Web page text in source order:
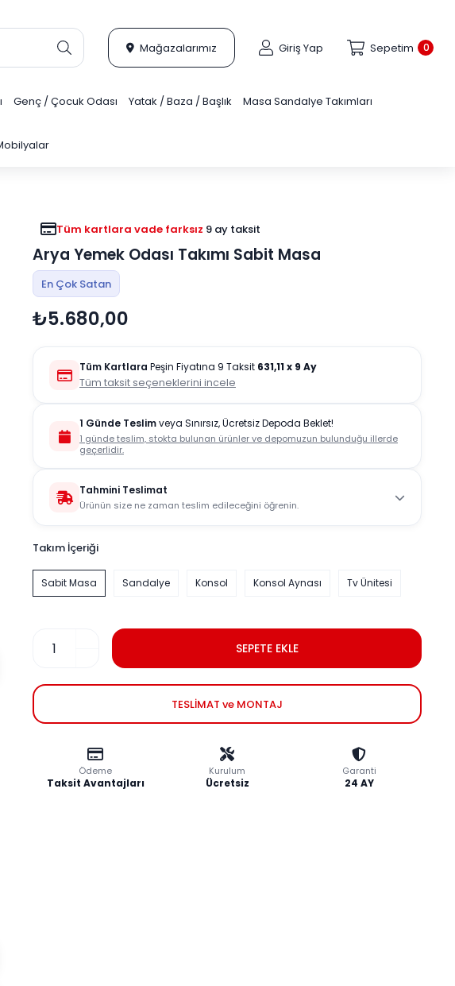
Mağazalarımız Giriş Yap 0
Sepetim
Genç / Çocuk Odası Yatak / Baza / Başlık Masa Sandalye Takımları
Tüm kartlara vade farksız 9 ay taksit
Arya Yemek Odası Takımı Sabit Masa
En Çok Satan
₺5.680,00
Tüm Kartlara Peşin Fiyatına 9 Taksit 631,11 x 9 Ay
Tüm taksit seçeneklerini incele
1 Günde Teslimveya Sınırsız, Ücretsiz Depoda Beklet!
1 günde teslim, stokta bulunan ürünler ve depomuzun bulunduğu illerde
geçerlidir.
Tahmini Teslimat
Ürünün size ne zaman teslim edileceğini öğrenin.
Takım İçeriği
Sabit Masa Sandalye Konsol Konsol Aynası Tv Ünitesi
SEPETE EKLE
TESLİMAT ve MONTAJ
Ödeme
Taksit Avantajları
Kurulum
Ücretsiz
Garanti
24 AY